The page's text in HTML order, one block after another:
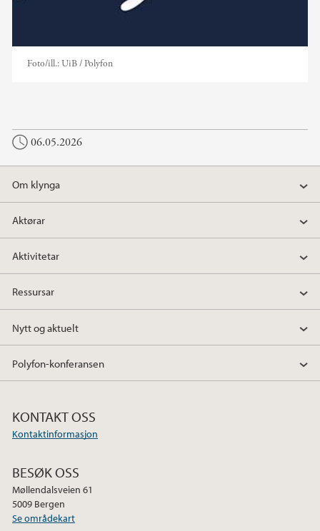
Foto/ill.:UiB / Polyfon
06.05.2026
Om klynga
Aktørar
Aktivitetar
Ressursar
Nytt og aktuelt
Polyfon-konferansen
KONTAKT OSS
Kontaktinformasjon
BESØK OSS
Møllendalsveien 61
5009 Bergen
Se områdekart